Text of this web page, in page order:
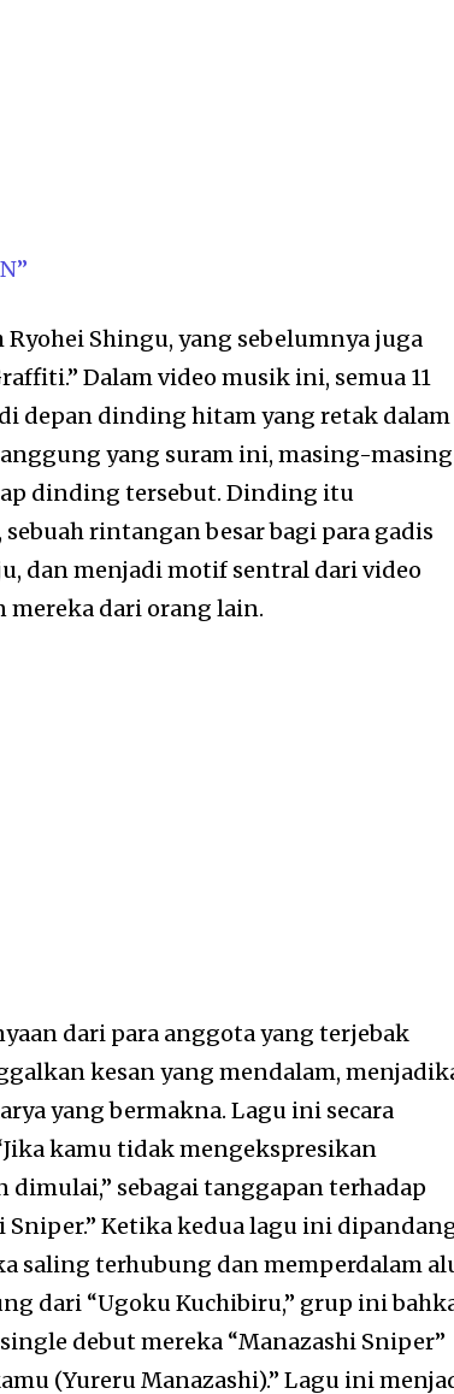
Shingu, yang sebelumnya juga
Dalam video musik ini, semua 11
depan dinding hitam yang retak dalam
yang suram ini, masing-masing
dinding tersebut. Dinding itu
rintangan besar bagi para gadis
dan menjadi motif sentral dari video
dari orang lain.
dari para anggota yang terjebak
kesan yang mendalam,
yang bermakna. Lagu ini secara
kamu tidak mengekspresikan
dimulai,” sebagai tanggapan terhadap
Sniper.” Ketika kedua lagu ini
saling terhubung dan memperdalam
dari “Ugoku Kuchibiru,” grup ini
debut mereka “Manazashi Sniper”
(Yureru Manazashi).” Lagu ini